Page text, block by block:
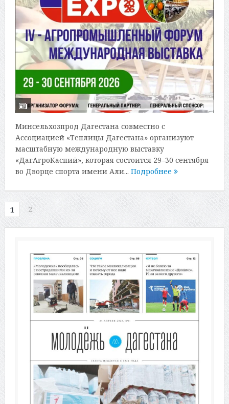
Минсельхозпрод Дагестана совместно с
Ассоциацией «Теплицы Дагестана» организуют
масштабную международную выставку
«ДагАгроКаспий», которая состоится 29–30 сентября
во Дворце спорта имени Али... Подробнее
1 2